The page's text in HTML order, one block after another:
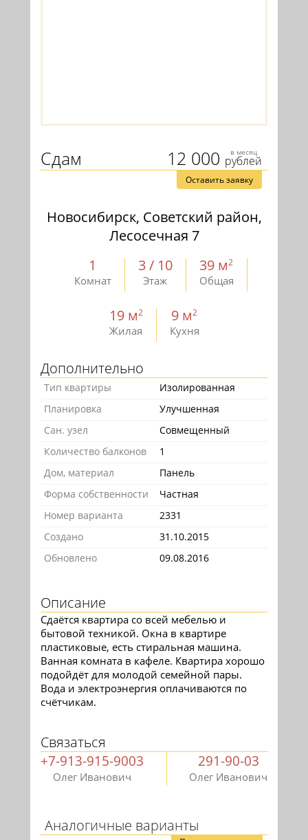
12 000 в месяц
рублей
Сдам
Оставить заявку
Новосибирск, Советский район,
Лесосечная 7
1
Комнат
3 / 10
Этаж
39 м2
Общая
19 м2
Жилая
9 м2
Кухня
Дополнительно
Тип квартиры
Изолированная
Планировка
Улучшенная
Сан. узел
Совмещенный
Количество балконов
1
Дом, материал
Панель
Форма собственности
Частная
Номер варианта
2331
Создано
31.10.2015
Обновлено
09.08.2016
Описание
Сдаётся квартира со всей мебелью и
бытовой техникой. Окна в квартире
пластиковые, есть стиральная машина.
Ванная комната в кафеле. Квартира хорошо
подойдёт для молодой семейной пары.
Вода и электроэнергия оплачиваются по
счётчикам.
Связаться
+7-913-915-9003
Олег Иванович
291-90-03
Олег Иванович
Аналогичные варианты